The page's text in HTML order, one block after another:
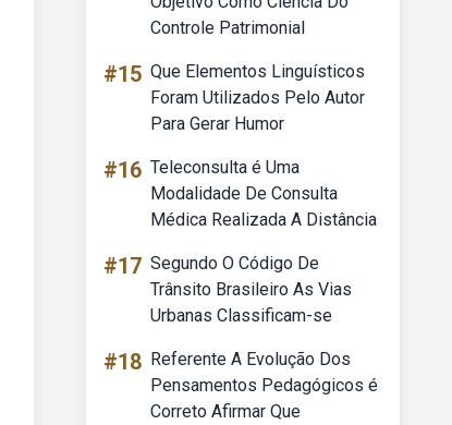
Controle Patrimonial
#15 Que Elementos Linguísticos
Foram Utilizados Pelo Autor
Para Gerar Humor
#16 Teleconsulta é Uma
Modalidade De Consulta
Médica Realizada A Distância
#17 Segundo O Código De
Trânsito Brasileiro As Vias
Urbanas Classificam-se
#18 Referente A Evolução Dos
Pensamentos Pedagógicos é
Correto Afirmar Que